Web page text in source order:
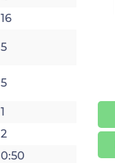
16
5
5
1
2
0:50